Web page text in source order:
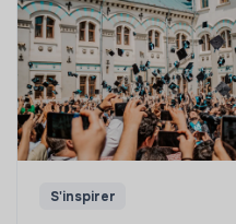
S'inspirer